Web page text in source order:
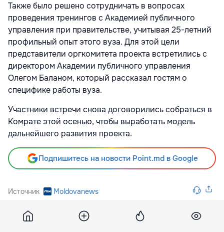
Также было решено сотрудничать в вопросах
проведения тренингов с Академией публичного
управления при правительстве, учитывая 25-летний
профильный опыт этого вуза. Для этой цели
представители оргкомитета проекта встретились с
директором Академии публичного управления
Олегом Баланом, который рассказал гостям о
специфике работы вуза.
Участники встречи снова договорились собраться в
Комрате этой осенью, чтобы выработать модель
дальнейшего развития проекта.
Подпишитесь на новости Point.md в Google
Источник Moldovanews